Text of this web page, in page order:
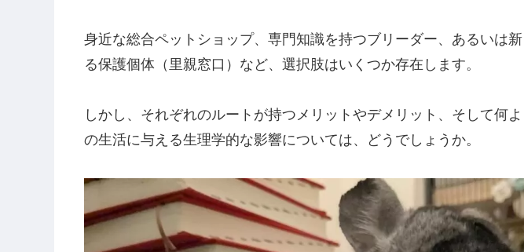
身近な総合ペットショップ、専門知識を持つブリーダー、あるいは
る保護個体（里親窓口）など、選択肢はいくつか存在します。
しかし、それぞれのルートが持つメリットやデメリット、そして何
の生活に与える生理学的な影響については、どうでしょうか。